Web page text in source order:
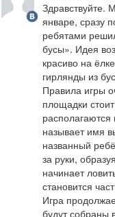
январе, сразу
ребятами
бусы». Идея
красиво на
гирлянды из
Правила игры
площадки
называет имя
названный
за руки,
начинает
становится
Игра
будут собраны